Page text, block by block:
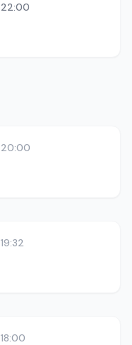
22:00
20:00
19:32
18:00